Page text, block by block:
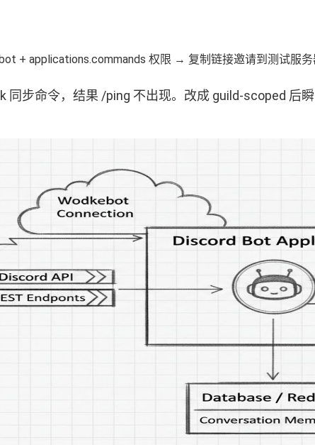
+ applications.commands 权限 → 复制链接邀请到测试服务
同步命令，结果 /ping 不出现。改成 guild-scoped 后